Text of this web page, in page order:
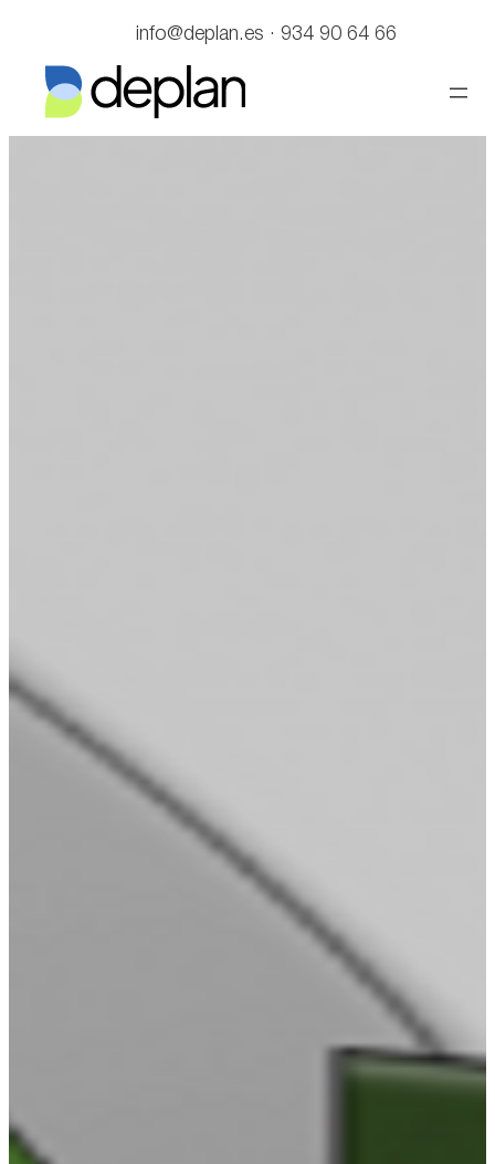
contenido
info@deplan.es · 934 90 64 66